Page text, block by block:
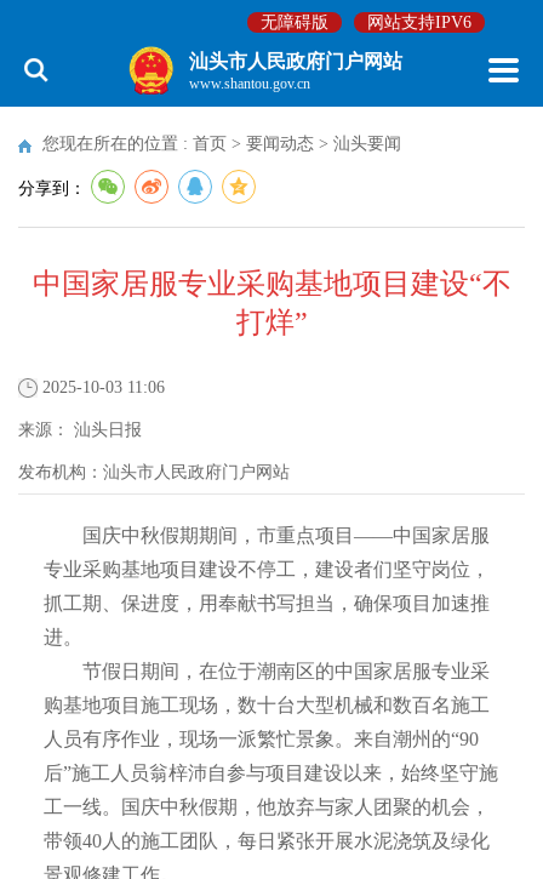
无障碍版 网站支持IPV6
汕头市人民政府门户网站
www.shantou.gov.cn
您现在所在的位置 : 首页 > 要闻动态 > 汕头要闻
分享到：
中国家居服专业采购基地项目建设“不
打烊”
2025-10-03 11:06
来源： 汕头日报
发布机构： 汕头市人民政府门户网站
国庆中秋假期期间，市重点项目——中国家居服
专业采购基地项目建设不停工，建设者们坚守岗位，
抓工期、保进度，用奉献书写担当，确保项目加速推
进。
节假日期间，在位于潮南区的中国家居服专业采
购基地项目施工现场，数十台大型机械和数百名施工
人员有序作业，现场一派繁忙景象。来自潮州的“90
后”施工人员翁梓沛自参与项目建设以来，始终坚守施
工一线。国庆中秋假期，他放弃与家人团聚的机会，
带领40人的施工团队，每日紧张开展水泥浇筑及绿化
景观修建工作。